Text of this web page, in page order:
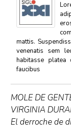
mattis.
venenatis sem
habitasse platea
faucibus
MOLE DE
VIRGINIA
El derroche de